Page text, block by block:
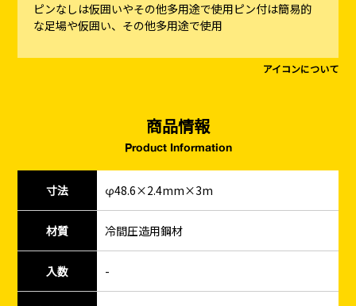
ピンなしは仮囲いやその他多用途で使用ピン付は簡易的
な足場や仮囲い、その他多用途で使用
アイコンについて
商品情報
Product Information
寸法 φ48.6×2.4mm×3m
材質 冷間圧造用鋼材
入数 -